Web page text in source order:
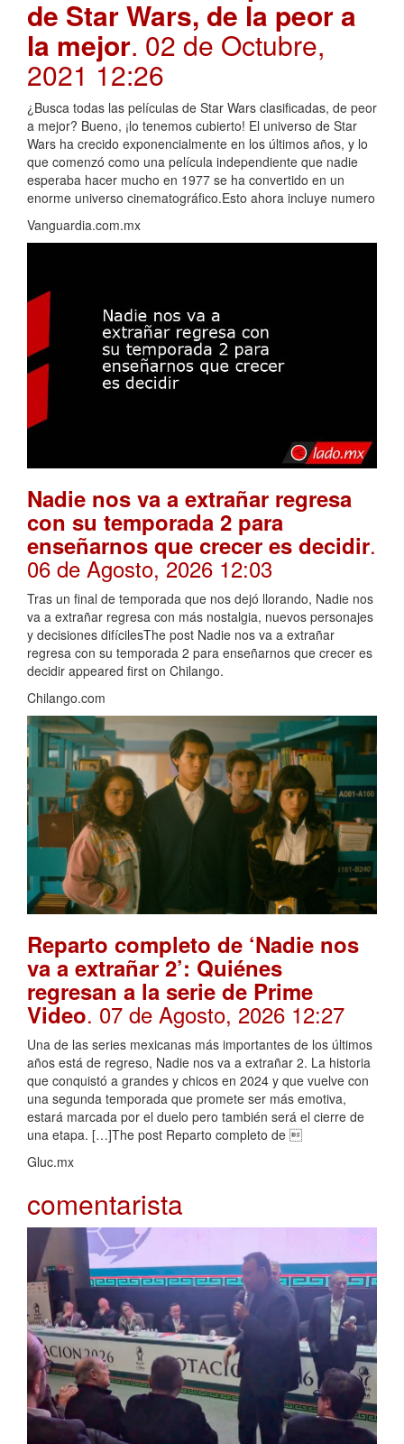
de Star Wars, de la peor a
la mejor. 02 de Octubre,
2021 12:26
¿Busca todas las películas de Star Wars clasificadas, de peor
a mejor? Bueno, ¡lo tenemos cubierto! El universo de Star
Wars ha crecido exponencialmente en los últimos años, y lo
que comenzó como una película independiente que nadie
esperaba hacer mucho en 1977 se ha convertido en un
enorme universo cinematográfico.Esto ahora incluye numero
Vanguardia.com.mx
Nadie nos va a extrañar regresa
con su temporada 2 para
enseñarnos que crecer es decidir.
06 de Agosto, 2026 12:03
Tras un final de temporada que nos dejó llorando, Nadie nos
va a extrañar regresa con más nostalgia, nuevos personajes
y decisiones difícilesThe post Nadie nos va a extrañar
regresa con su temporada 2 para enseñarnos que crecer es
decidir appeared first on Chilango.
Chilango.com
Reparto completo de ‘Nadie nos
va a extrañar 2’: Quiénes
regresan a la serie de Prime
Video. 07 de Agosto, 2026 12:27
Una de las series mexicanas más importantes de los últimos
años está de regreso, Nadie nos va a extrañar 2. La historia
que conquistó a grandes y chicos en 2024 y que vuelve con
una segunda temporada que promete ser más emotiva,
estará marcada por el duelo pero también será el cierre de
una etapa. […]The post Reparto completo de 
Gluc.mx
comentarista